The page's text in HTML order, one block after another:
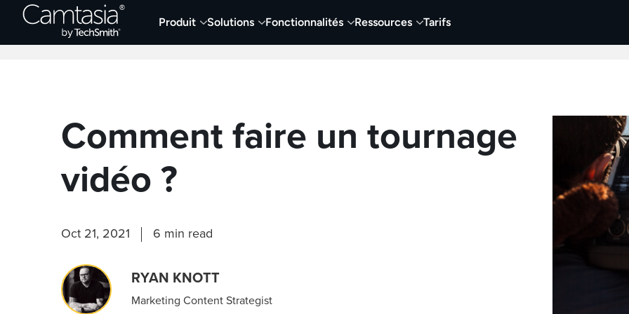
Passer
directement
Produit Solutions Fonctionnalités Ressources Tarifs
Derniers articles Capture et enregistrement vidéo Vidéo Visuels
Comment faire un tournage
vidéo ?
Oct 21, 2021 6 min read
RYAN KNOTT
Marketing Content Strategist